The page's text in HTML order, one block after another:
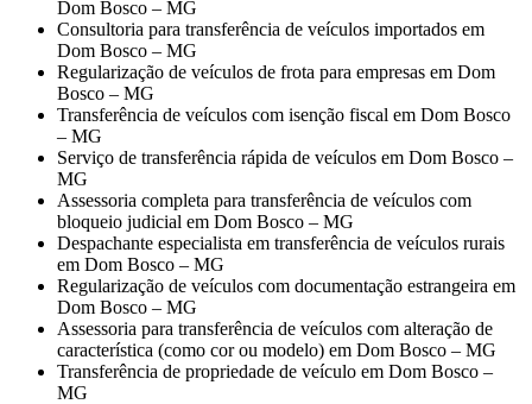
Dom Bosco – MG
Consultoria para transferência de veículos importados em
Dom Bosco – MG
Regularização de veículos de frota para empresas em Dom
Bosco – MG
Transferência de veículos com isenção fiscal em Dom Bosco
– MG
Serviço de transferência rápida de veículos em Dom Bosco –
MG
Assessoria completa para transferência de veículos com
bloqueio judicial em Dom Bosco – MG
Despachante especialista em transferência de veículos rurais
em Dom Bosco – MG
Regularização de veículos com documentação estrangeira em
Dom Bosco – MG
Assessoria para transferência de veículos com alteração de
característica (como cor ou modelo) em Dom Bosco – MG
Transferência de propriedade de veículo em Dom Bosco –
MG